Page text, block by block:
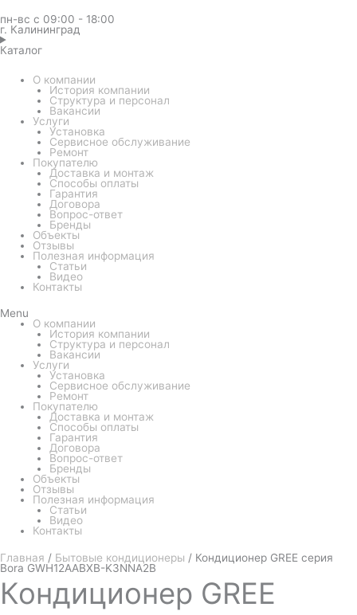
пн-вс с 09:00 - 18:00
г. Калининград
Каталог
О компании
История компании
Структура и персонал
Вакансии
Услуги
Установка
Сервисное обслуживание
Ремонт
Покупателю
Доставка и монтаж
Способы оплаты
Гарантия
Договора
Вопрос-ответ
Бренды
Объекты
Отзывы
Полезная информация
Статьи
Видео
Контакты
Menu
О компании
История компании
Структура и персонал
Вакансии
Услуги
Установка
Сервисное обслуживание
Ремонт
Покупателю
Доставка и монтаж
Способы оплаты
Гарантия
Договора
Вопрос-ответ
Бренды
Объекты
Отзывы
Полезная информация
Статьи
Видео
Контакты
Главная / Бытовые кондиционеры / Кондиционер GREE серия
Bora GWH12AABXB-K3NNA2B
Кондиционер GREE